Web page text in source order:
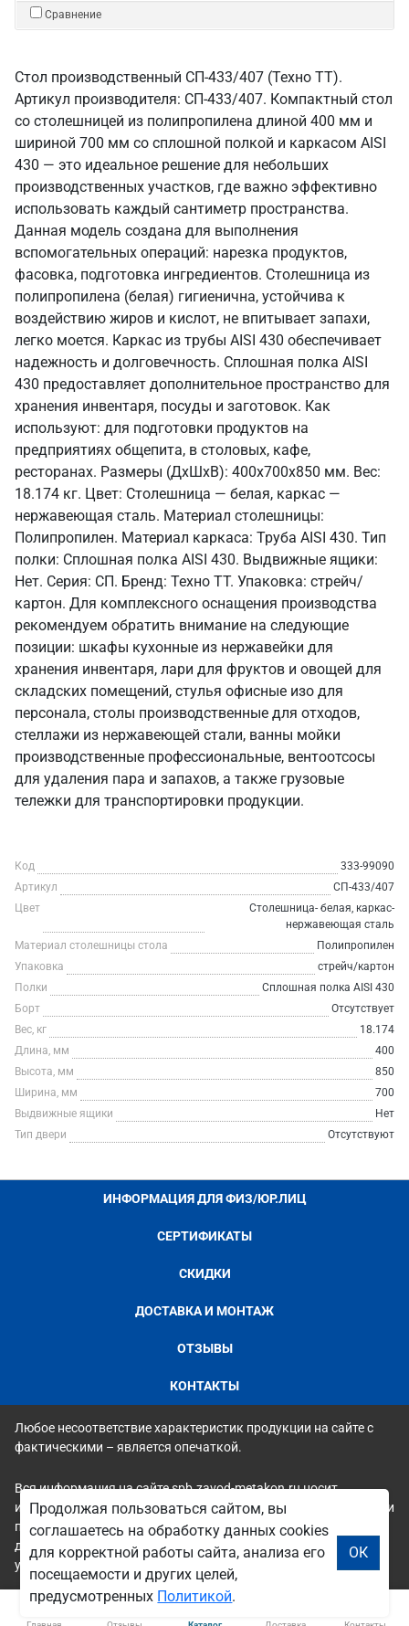
Сравнение
Стол производственный СП-433/407 (Техно ТТ).
Артикул производителя: СП-433/407. Компактный стол
со столешницей из полипропилена длиной 400 мм и
шириной 700 мм со сплошной полкой и каркасом AISI
430 — это идеальное решение для небольших
производственных участков, где важно эффективно
использовать каждый сантиметр пространства.
Данная модель создана для выполнения
вспомогательных операций: нарезка продуктов,
фасовка, подготовка ингредиентов. Столешница из
полипропилена (белая) гигиенична, устойчива к
воздействию жиров и кислот, не впитывает запахи,
легко моется. Каркас из трубы AISI 430 обеспечивает
надежность и долговечность. Сплошная полка AISI
430 предоставляет дополнительное пространство для
хранения инвентаря, посуды и заготовок. Как
используют: для подготовки продуктов на
предприятиях общепита, в столовых, кафе,
ресторанах. Размеры (ДхШхВ): 400x700x850 мм. Вес:
18.174 кг. Цвет: Столешница — белая, каркас —
нержавеющая сталь. Материал столешницы:
Полипропилен. Материал каркаса: Труба AISI 430. Тип
полки: Сплошная полка AISI 430. Выдвижные ящики:
Нет. Серия: СП. Бренд: Техно ТТ. Упаковка: стрейч/
картон. Для комплексного оснащения производства
рекомендуем обратить внимание на следующие
позиции: шкафы кухонные из нержавейки для
хранения инвентаря, лари для фруктов и овощей для
складских помещений, стулья офисные изо для
персонала, столы производственные для отходов,
стеллажи из нержавеющей стали, ванны мойки
производственные профессиональные, вентоотсосы
для удаления пара и запахов, а также грузовые
тележки для транспортировки продукции.
Код
333-99090
Артикул
СП-433/407
Цвет
Столешница- белая, каркас-
нержавеющая сталь
Материал столешницы стола
Полипропилен
Упаковка
стрейч/картон
Полки
Сплошная полка AISI 430
Борт
Отсутствует
Вес, кг
18.174
Длина, мм
400
Высота, мм
850
Ширина, мм
700
Выдвижные ящики
Нет
Тип двери
Отсутствуют
ИНФОРМАЦИЯ ДЛЯ ФИЗ/ЮР.ЛИЦ
СЕРТИФИКАТЫ
СКИДКИ
ДОСТАВКА И МОНТАЖ
ОТЗЫВЫ
КОНТАКТЫ
Любое несоответствие характеристик продукции на сайте с
фактическими – является опечаткой.
Вся информация на сайте spb.zavod-metakon.ru носит
исключительно ознакомительный и справочный характер и ни
при каких условиях не является публичной офертой. Всю
дополнительную информацию можно узнать по телефонам
указанным на сайте.
Продолжая пользоваться сайтом, вы
соглашаетесь на обработку данных cookies
для корректной работы сайта, анализа его
посещаемости и других целей,
предусмотренных Политикой.
ОК